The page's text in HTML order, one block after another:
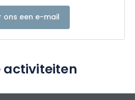
ons een e-mail